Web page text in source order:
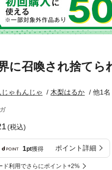
に召喚され捨てら
じゃもんじゃ 木梨はるか 他1名
(税込)
1pt獲得 ポイント詳細
ド利用でさらにポイント+2%